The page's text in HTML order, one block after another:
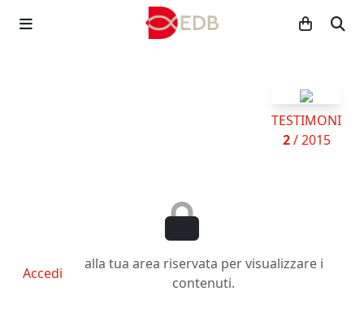
TESTIMONI
2/ 2015
Accedi
alla tua area riservata per visualizzare i
contenuti.